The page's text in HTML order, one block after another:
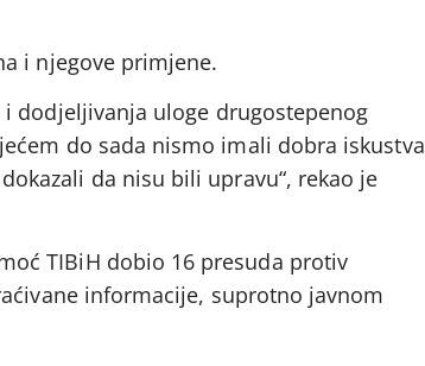
i njegove primjene.
dodjeljivanja uloge drugostepenog
do sada nismo imali dobra iskustva
da nisu bili upravu“, rekao je
TIBiH dobio 16 presuda protiv
informacije, suprotno javnom